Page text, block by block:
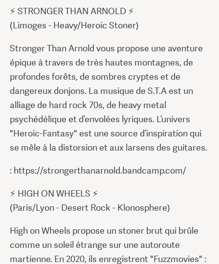
⚡ STRONGER THAN ARNOLD ⚡
(Limoges - Heavy/Heroic Stoner)
Stronger Than Arnold vous propose une aventure
épique à travers de très hautes montagnes, de
profondes forêts, de sombres cryptes et de
dangereux donjons. La musique de S.T.A est un
alliage de hard rock 70s, de heavy metal
psychédélique et d’envolées lyriques. L’univers
"Heroic-Fantasy" est une source d’inspiration qui
se mêle à la distorsion et aux larsens des guitares.
: https://strongerthanarnold.bandcamp.com/
⚡ HIGH ON WHEELS ⚡
(Paris/Lyon - Desert Rock - Klonosphere)
High on Wheels propose un stoner brut qui brûle
comme un soleil étrange sur une autoroute
martienne. En 2020, ils enregistrent "Fuzzmovies" :